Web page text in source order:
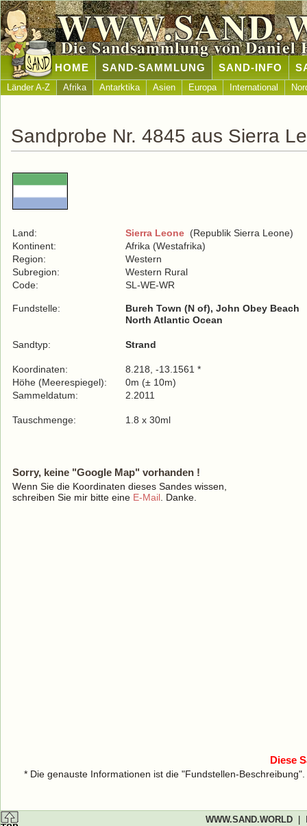
Die Sandsammlung von Daniel
HOME SAND-SAMMLUNG SAND-INFO
Länder A-Z Afrika Antarktika Asien Europa International
Sandprobe Nr. 4845 aus Sierra
Land: Sierra Leone (Republik Sierra Leone)
Kontinent:
Afrika (Westafrika)
Region:
Western
Subregion:
Western Rural
Code:
SL-WE-WR
Fundstelle:
Bureh Town (N of), John Obey Beach
North Atlantic Ocean
Sandtyp: Strand
Koordinaten:
8.218, -13.1561 *
Höhe (Meerespiegel):
0m (± 10m)
Sammeldatum:
2.2011
Tauschmenge: 1.8 x 30ml
Sorry, keine "Google Map" vorhanden !
Wenn Sie die Koordinaten dieses Sandes wissen,
schreiben Sie mir bitte eine E-Mail . Danke.
Diese
* Die genauste Informationen ist die "Fundstellen-
WWW.SAND.WORLD|